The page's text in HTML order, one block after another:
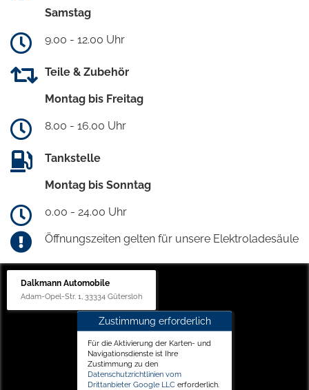
Samstag
9.00 - 12.00 Uhr
Teile & Zubehör
Montag bis Freitag
8.00 - 16.00 Uhr
Tankstelle
Montag bis Sonntag
0.00 - 24.00 Uhr
Öffnungszeiten gelten für unsere Elektroladesäule
Dalkmann Automobile
Adam-Opel-Str. 1, 33334 Gütersloh
Zustimmung erforderlich
Für die Aktivierung der Karten- und
Navigationsdienste ist Ihre
Zustimmung zu den
Datenschutzrichtlinien vom
Drittanbieter Google LLC erforderlich.